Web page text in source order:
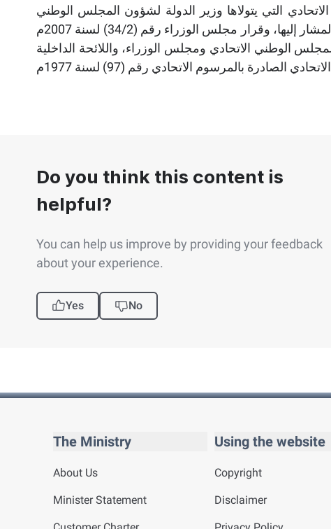
التي يتولاها وزير الدولة لشؤون المجلس الوطني
عدة قواعد قانونية، أهمها: نص المادة (93) من الدستور المشار إليها، وقرار مجلس الوزراء رقم (34/2) لسنة 2007م
الوطني الاتحادي ومجلس الوزراء، واللائحة الداخلية
Do you think this content is
helpful?
You can help us improve by providing your feedback
about your experience.
Yes No
The Ministry
About Us
Minister Statement
Using the website
Copyright
Disclaimer